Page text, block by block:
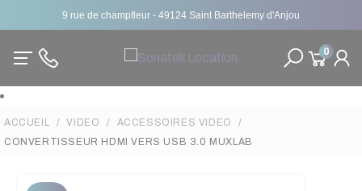
9 rue de champfleur - 49124 Saint Barthelemy d'Anjou
0
ACCUEIL VIDEO
ACCESSOIRES VIDEO
CONVERTISSEUR HDMI VERS USB 3.0 MUXLAB